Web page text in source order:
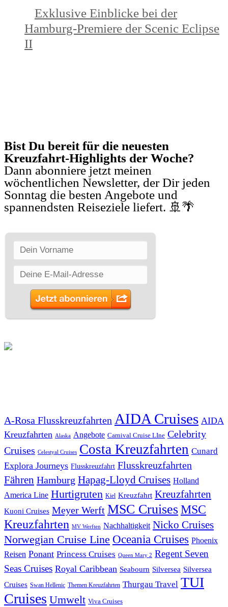
Exklusive Einblicke bei der
Hamburg-Premiere der Scenic Eclipse
II
Bist Du bereit für die neuesten
Kreuzfahrt-Highlights der Woche?
Dann abonniere jetzt meinen
wöchentlichen Newsletter, der Dir jeden
Sonntag die besten Angebote und
spannendsten Reiseziele liefert. 🚢🌴
A-Rosa Flusskreuzfahrten AIDA Cruises AIDA
Kreuzfahrten
Alaska Angebote Carnival Cruise LIne Celebrity
Cruises Celestyal Cruises Costa Kreuzfahrten Cunard
Explora Journeys Flusskreuzfahrt Flusskreuzfahrten
Fähren Hamburg Hapag-Lloyd Cruises Holland
America Line Hurtigruten Kiel Kreuzfahrt Kreuzfahrten
Kuoni Cruises Meyer Werft MSC CruisesMSC
Kreuzfahrten MV Werften Nachhaltigkeit Nicko Cruises
Norwegian Cruise Line Oceania Cruises Phoenix
Reisen Ponant Princess Cruises Queen Mary 2 Regent Seven
Seas Cruises Royal Caribbean Seabourn Silversea Silversea
Cruises Swan Hellenic Themen Kreuzfahrten Thurgau Travel TUI
Cruises Umwelt Viva Cruises